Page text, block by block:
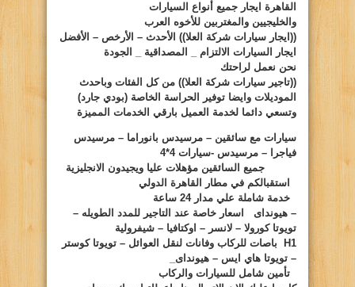
القاهرة
ايجار جميع أنواع السيارات
والخليجيين والمغتربين للأخوه العرب
((ايجار سيارات شركة العلا)) الأحدث – الأرخص – الأفضل
ايجار
السيارات الالتزام _ المصداقية _ الجودة
نحن نعمل لراحتك
((تاجير سيارات شركة العلا)) من كل الفئات وباحدث
الموديلات وايضا توفير الحراسة الخاصة (بودي جارد)
وتسعي دائما لخدمة العميل بارقي الخدمات المميزة
سيارات مع سائقين – مرسيدس بانوراما – مرسيدس
فياجرا – مرسيدس -سيارات 4*4
جميع السائقين مؤهلات عليا ويجيدون الانجليزية
استقبالكم في مطار القاهرة الدولي
خدمة شاملة علي مدار 24 ساعة
– هيونداى
اسعار خاصة عند التاجير للمدد الطويله –
تويوتا كورولا – لانسر – اوكتافيا – شيفرولية
H1
باصات للركاب وفانات لنقل العوائل – تويوتا كوستر
– تويوتا هاي ايس – هيونداى_
تأمين شامل للسيارات والركاب